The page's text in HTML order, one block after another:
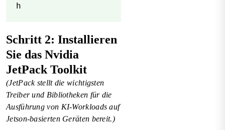
h
Schritt 2: Installieren
Sie das Nvidia
JetPack Toolkit
(JetPack stellt die wichtigsten
Treiber und Bibliotheken für die
Ausführung von KI-Workloads auf
Jetson-basierten Geräten bereit.)